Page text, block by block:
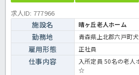
求人ID: 777966
施設名 晴ヶ丘老人ホーム
勤務地 青森県上北郡六戸町
雇用形態 正社員
仕事内容
入所定員 50名の老人
☆